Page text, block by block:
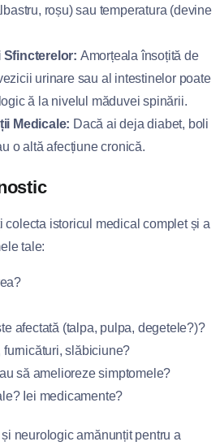
roșu) sau temperatura (devine
Sfincterelor: Amorțeala însoțită de
urinare sau al intestinelor poate
ă la nivelul măduvei spinării.
Medicale: Dacă ai deja diabet, boli
o altă afecțiune cronică.
colecta istoricul medical complet și a
tale:
afectată (talpa, pulpa, degetele?)?
furnicături, slăbiciune?
să amelioreze simptomele?
Iei medicamente?
neurologic amănunțit pentru a